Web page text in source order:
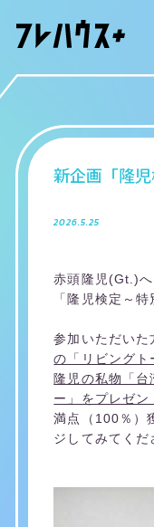
新企画「隆
2026.5.25
赤頭隆児(Gt.)
「隆児検定～
参加いただいた
の「リビングト
隆児の私物「
ー」をプレゼン
満点（100％）
ジしてみてくだ